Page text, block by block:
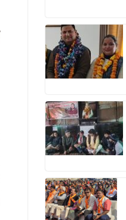
c
e
b
o
o
k
itt
er